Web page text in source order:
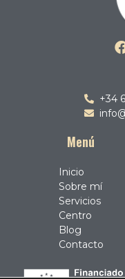
+34
Menú
Inicio
Sobre mí
Servicios
Centro
Blog
Contacto